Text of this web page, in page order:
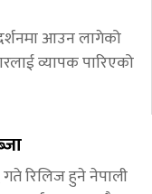
आउन लागेको
व्यापक पारिएको
रिलिज हुने नेपाली